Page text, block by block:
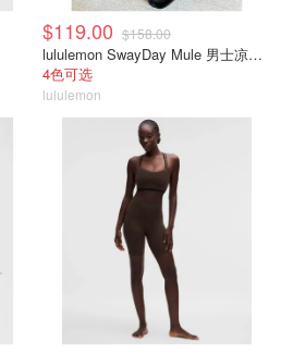
$119.00 $158.00
lululemon SwayDay Mule 男士凉拖鞋
4色可选
lululemon